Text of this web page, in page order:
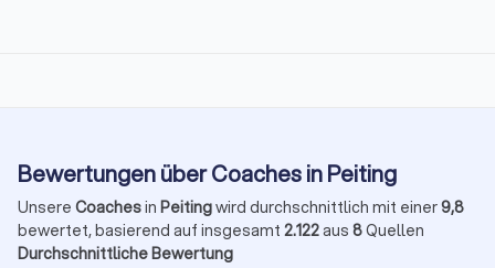
Bewertungen über Coaches in Peiting
Unsere Coachesin Peitingwird durchschnittlich mit einer9,8
bewertet, basierend auf insgesamt 2.122aus 8Quellen
Durchschnittliche Bewertung